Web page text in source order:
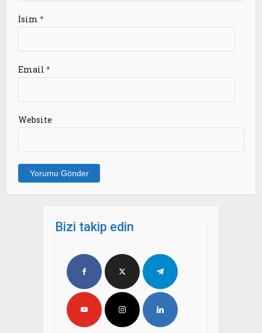
İsim*
Email*
Website
Bizi takip edin